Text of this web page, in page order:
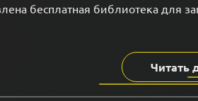
бесплатная библиотека для
Читать